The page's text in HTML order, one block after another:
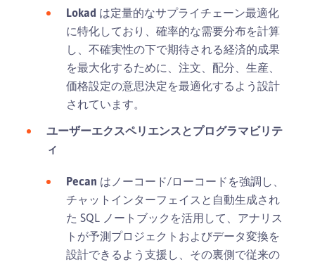
Lokad は定量的なサプライチェーン最適化
に特化しており、確率的な需要分布を計算
し、不確実性の下で期待される経済的成果
を最大化するために、注文、配分、生産、
価格設定の意思決定を最適化するよう設計
されています。
ユーザーエクスペリエンスとプログラマビリテ
ィ
Pecan はノーコード/ローコードを強調し、
チャットインターフェイスと自動生成され
た SQL ノートブックを活用して、アナリス
トが予測プロジェクトおよびデータ変換を
設計できるよう支援し、その裏側で従来の